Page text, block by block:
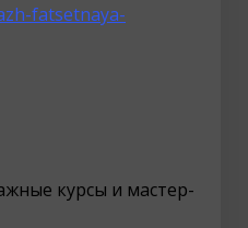
fatsetnaya-
курсы и мастер-